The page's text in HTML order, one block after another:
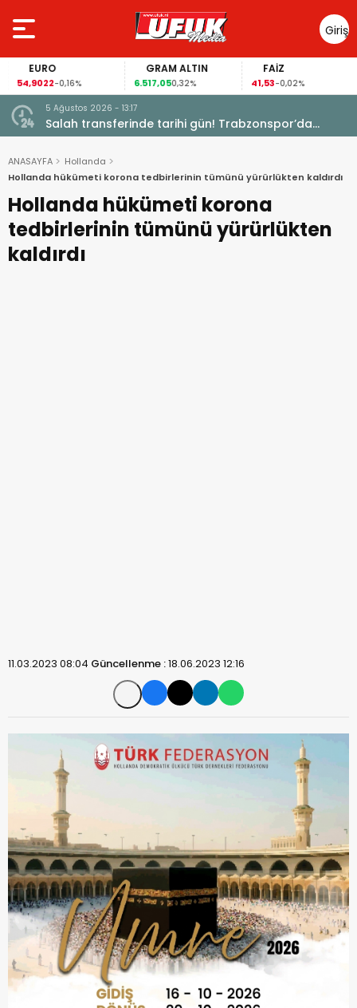
Giriş
Yap
EURO
54,9022-0,16%
GRAM ALTIN
6.517,050,32%
FAİZ
41,53-0,02%
5 Ağustos 2026 - 13:17
Salah transferinde tarihi gün! Trabzonspor’da
büyük heyecan
ANASAYFA
Hollanda
Hollanda hükümeti korona tedbirlerinin tümünü yürürlükten kaldırdı
Hollanda hükümeti korona
tedbirlerinin tümünü yürürlükten
kaldırdı
11.03.2023 08:04 Güncellenme :18.06.2023 12:16